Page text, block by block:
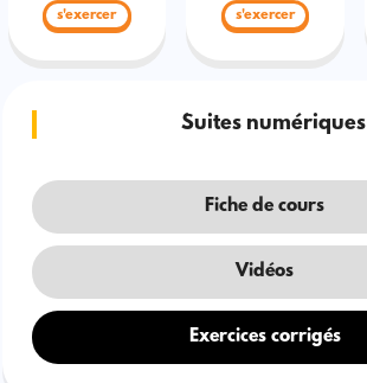
s'exercer s'exercer
Suites numériques
Fiche de cours
Vidéos
Exercices corrigés